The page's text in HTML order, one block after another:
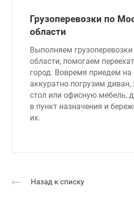
Грузоперевозки по
области
Выполняем
области, помогаем
город. Вовремя приедем на
аккуратно погрузим диван,
стол или офисную мебель,
в пункт назначения и
их.
Назад к списку